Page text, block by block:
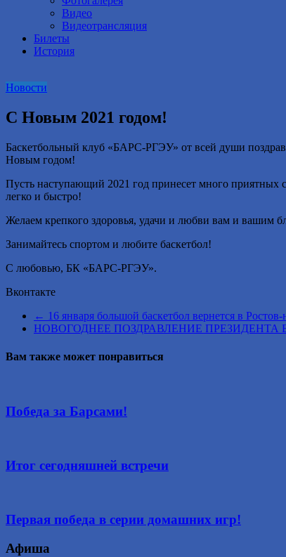
Видео
Видеотрансляция
Билеты
История
Новости
С Новым 2021 годом!
Баскетбольный клуб «БАРС-РГЭУ» от всей души
Новым годом!
Пусть наступающий 2021 год принесет много приятных
легко и быстро!
Желаем крепкого здоровья, удачи и любви вам и вашим
Занимайтесь спортом и любите баскетбол!
С любовью, БК «БАРС-РГЭУ».
Вконтакте
← 16 января большой баскетбол вернется в
НОВОГОДНЕЕ ПОЗДРАВЛЕНИЕ ПРЕЗИДЕНТА
Вам также может понравиться
Победа за Барсами!
Итог сегодняшней встречи
Первая победа в серии домашних игр!
Афиша